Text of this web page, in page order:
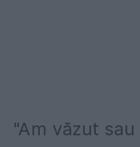
"Am văzut